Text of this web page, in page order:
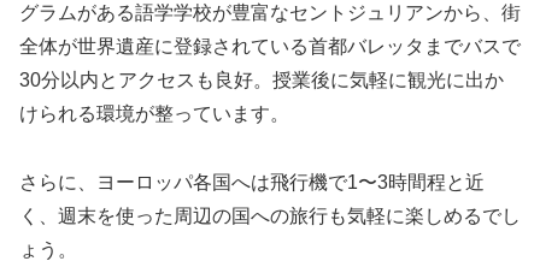
グラムがある語学学校が豊富なセントジュリアンから、街
全体が世界遺産に登録されている首都バレッタまでバスで
30分以内とアクセスも良好。授業後に気軽に観光に出か
けられる環境が整っています。
さらに、ヨーロッパ各国へは飛行機で1〜3時間程と近
く、週末を使った周辺の国への旅行も気軽に楽しめるでし
ょう。